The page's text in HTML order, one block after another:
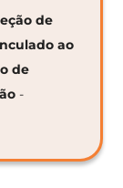
de
ao
de
-